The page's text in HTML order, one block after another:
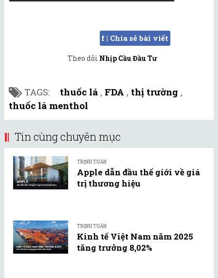
f | Chia sẻ bài viết
Theo dõi Nhịp Cầu Đầu Tư
TAGS: thuốc lá , FDA , thị trường ,
thuốc lá menthol
Tin cùng chuyên mục
TRỊNH TUẤN
Apple dẫn đầu thế giới về giá
trị thương hiệu
TRỊNH TUẤN
Kinh tế Việt Nam năm 2025
tăng trưởng 8,02%